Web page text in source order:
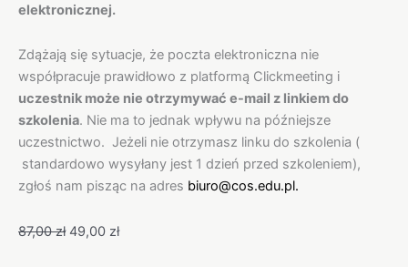
elektronicznej.
Zdążają się sytuacje, że poczta elektroniczna nie
współpracuje prawidłowo z platformą Clickmeeting i
uczestnik może nie otrzymywać e-mail z linkiem do
szkolenia. Nie ma to jednak wpływu na późniejsze
uczestnictwo. Jeżeli nie otrzymasz linku do szkolenia (
standardowo wysyłany jest 1 dzień przed szkoleniem),
zgłoś nam pisząc na adres biuro@cos.edu.pl.
87,00zł 49,00 zł